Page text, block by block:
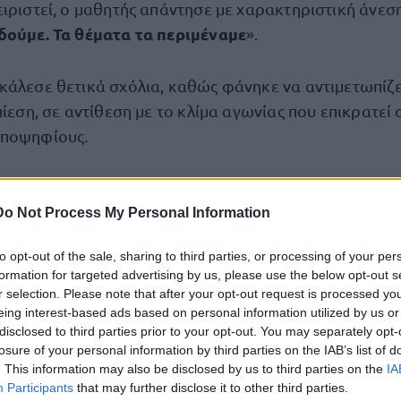
Not Process My Personal Information
opt-out of the sale, sharing to third parties, or processing of your
for targeted advertising by us, please use the below opt-out
selection. Please note that after your opt-out request is processed
interest-based ads based on personal information utilized by us
to third parties prior to your opt-out. You may separately
of your personal information by third parties on the IAB’s list of
This information may also be disclosed by us to third parties on the
Participants that may further disclose it to other third parties.
ο μαθητής απάντησε με χαρακτηριστική
Τα θέματα τα περιμέναμε».
θετικά σχόλια, καθώς φάνηκε να
σε αντίθεση με το κλίμα αγωνίας που
να σχολιάσει τη συγκεκριμένη θεματική.
της μοναξιάς. Βγαίνω έξω, περνάω καλά », είπε
στους παρευρισκόμενους.
ξεχώρισε περισσότερο ήρθε όταν αναφέρθηκε